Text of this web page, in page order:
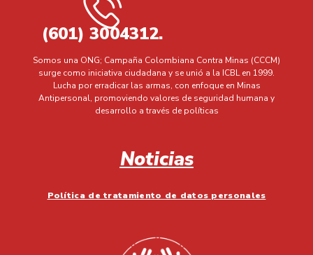
(601) 3004312.
Somos una ONG; Campaña Colombiana Contra Minas (CCCM)
surge como iniciativa ciudadana y se unió a la ICBL en 1999.
Lucha por erradicar las armas, con enfoque en Minas
Antipersonal, promoviendo valores de seguridad humana y
desarrollo a través de políticas
Noticias
Política de tratamiento de datos personales